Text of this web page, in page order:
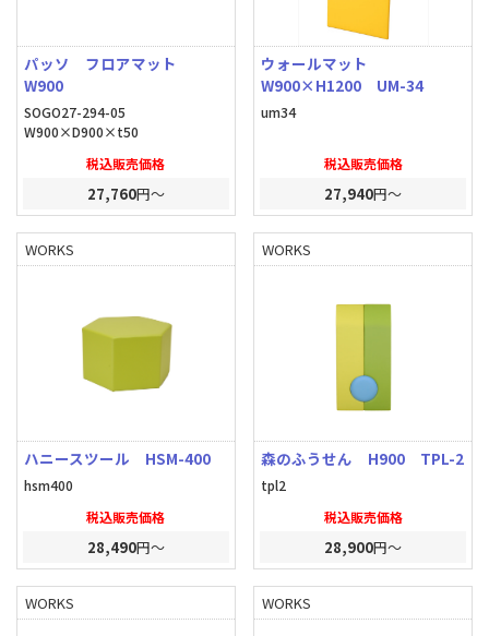
パッソ フロアマット
W900
SOGO27-294-05
W900×D900×t50
税込販売価格
27,760円～
ウォールマット
W900×H1200 UM-34
um34
税込販売価格
27,940円～
WORKS
ハニースツール HSM-400
hsm400
税込販売価格
28,490円～
WORKS
森のふうせん H900 TPL-2
tpl2
税込販売価格
28,900円～
WORKS WORKS